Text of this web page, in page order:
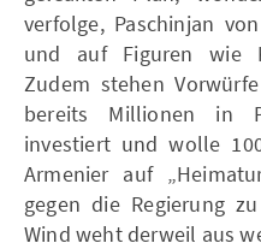
verfolge, Paschinjan
und auf Figuren wie
Zudem stehen
bereits Millionen in
investiert und wolle
Armenier auf
gegen die Regierung
Wind weht derweil aus